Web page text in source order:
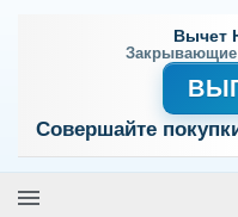
Вычет
Совершайте